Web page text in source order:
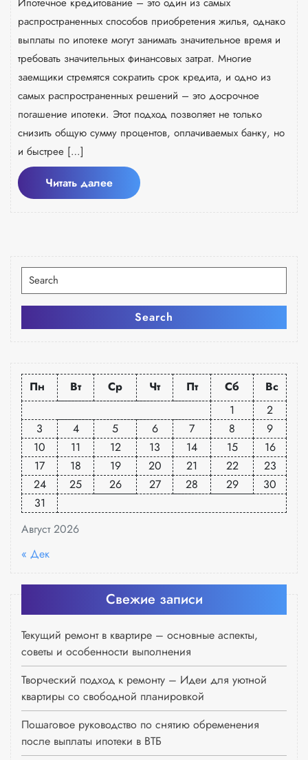
распространенных способов приобретения жилья, однако
выплаты по ипотеке могут занимать значительное время и
требовать значительных финансовых затрат. Многие
заемщики стремятся сократить срок кредита, и одно из
самых распространенных решений – это досрочное
погашение ипотеки. Этот подход позволяет не только
снизить общую сумму процентов, оплачиваемых банку, но
и быстрее […]
Читать далееЧитать
далее
Искать:
Search
Август 2026
Пн Вт Ср Чт Пт Сб
Вс
1
2
3
4 5 6 7 8
9
10
11 12 13 14 15
16
17
18 19 20 21 22
23
24
25 26 27 28 29
30
31
« Дек
Свежие записи
Текущий ремонт в квартире – основные аспекты,
советы и особенности выполнения
Творческий подход к ремонту – Идеи для уютной
квартиры со свободной планировкой
Пошаговое руководство по снятию обременения
после выплаты ипотеки в ВТБ